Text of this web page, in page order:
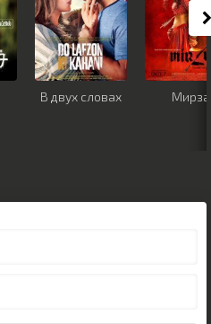
В двух словах Мирза